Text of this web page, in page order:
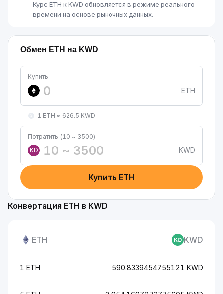
Курс ETH к KWD обновляется в режиме реального
времени на основе рыночных данных.
Обмен ETH на KWD
Купить
ETH
1 ETH ≈ 626.5 KWD
Потратить (10 ~ 3500)
KD
KWD
Купить ETH
Конвертация ETH в KWD
ETH KWD
1 ETH 590.8339454755121 KWD